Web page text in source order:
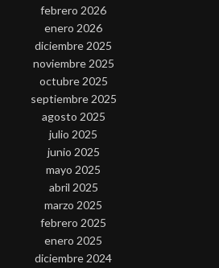
febrero 2026
enero 2026
diciembre 2025
noviembre 2025
octubre 2025
septiembre 2025
agosto 2025
julio 2025
junio 2025
mayo 2025
abril 2025
marzo 2025
febrero 2025
enero 2025
diciembre 2024